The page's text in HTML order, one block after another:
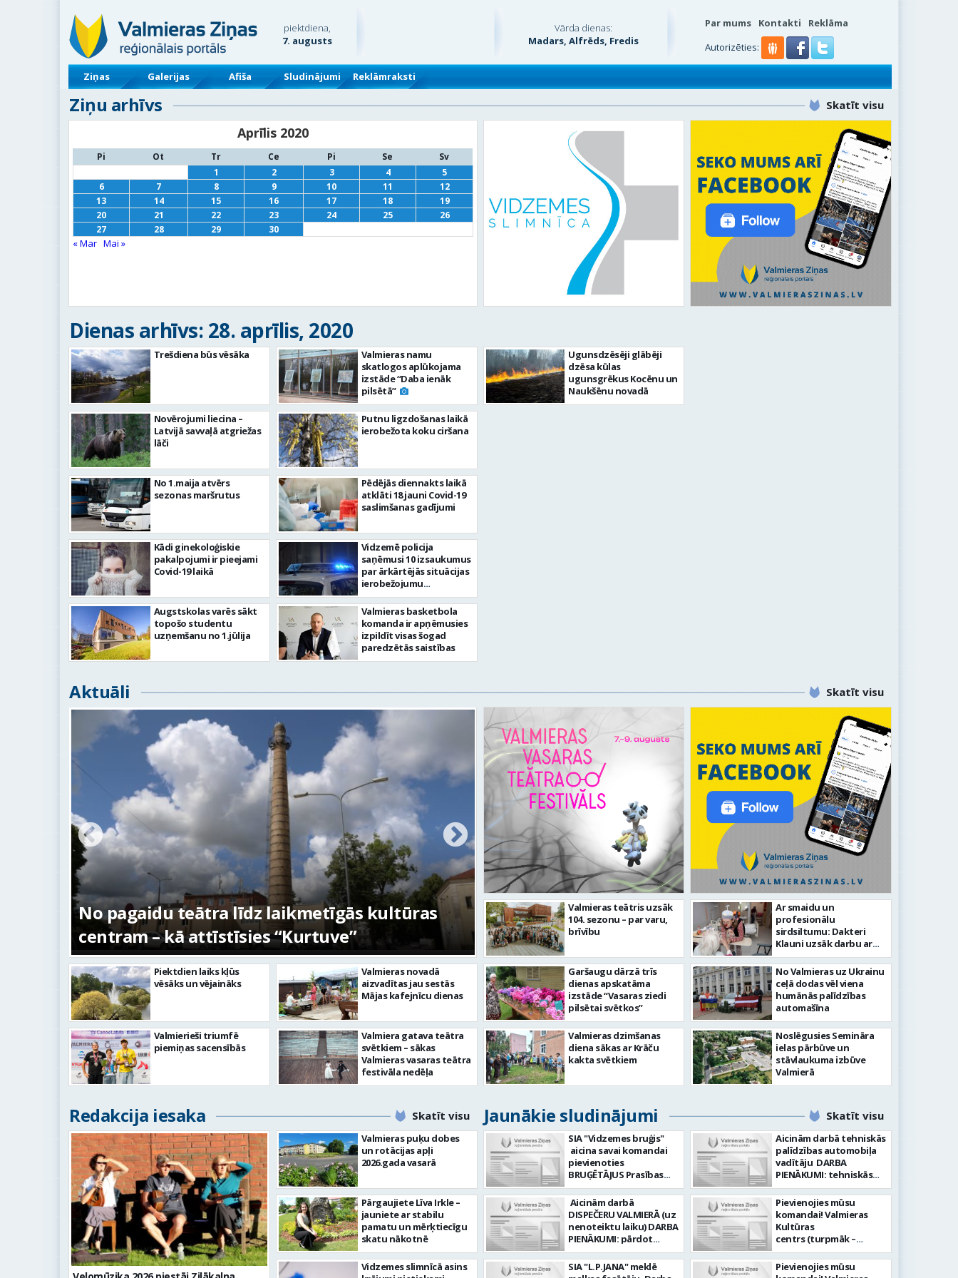
piektdiena,
7. augusts
Vārda dienas:
Madars, Alfrēds, Fredis
Par mums Kontakti
Reklāma
Autorizēties:
Ziņas Galerijas Afiša Sludinājumi Reklāmraksti
Ziņu arhīvs Skatīt visu
Aprīlis 2020
Pi Ot Tr Ce Pi Se
Sv
1
2 3 4
5
6
7 8 9 10 11
12
13
14 15 16 17 18
19
20
21 22 23 24 25
26
27
28 29 30
« Mar Mai »
Dienas arhīvs: 28. aprīlis, 2020
Trešdiena būs vēsāka
Novērojumi liecina –
Latvijā savvaļā atgriežas
lāči
No 1.maija atvērs
sezonas maršrutus
Kādi ginekoloģiskie
pakalpojumi ir pieejami
Covid-19 laikā
Augstskolas varēs sākt
topošo studentu
uzņemšanu no 1.jūlija
Valmieras namu
skatlogos aplūkojama
izstāde “Daba ienāk
pilsētā”
Putnu ligzdošanas laikā
ierobežota koku ciršana
Pēdējās diennakts laikā
atklāti 18 jauni Covid-19
saslimšanas gadījumi
Vidzemē policija
saņēmusi 10 izsaukumus
par ārkārtējās situācijas
ierobežojumu
pārkāpumiem
Valmieras basketbola
komanda ir apņēmusies
izpildīt visas šogad
paredzētās saistības
Ugunsdzēsēji glābēji
dzēsa kūlas
ugunsgrēkus Kocēnu un
Naukšēnu novadā
Aktuāli Skatīt visu
No pagaidu teātra līdz laikmetīgās kultūras
centram – kā attīstīsies “Kurtuve”
FOTO: Ar daudzveidīgiem notikumiem
aizvadīta Valmieras 743. dzimšanas diena
Piektdien laiks kļūs
vēsāks un vējaināks
Valmierieši triumfē
piemiņas sacensībās
Valmieras novadā
aizvadītas jau sestās
Mājas kafejnīcu dienas
Valmiera gatava teātra
svētkiem – sākas
Valmieras vasaras teātra
festivāla nedēļa
Valmieras teātris uzsāk
104. sezonu – par varu,
brīvību
Garšaugu dārzā trīs
dienas apskatāma
izstāde “Vasaras ziedi
pilsētai svētkos”
Valmieras dzimšanas
diena sākas ar Krāču
kakta svētkiem
Ar smaidu un
profesionālu
sirdsiltumu: Dakteri
Klauni uzsāk darbu ar
senioriem Vidzemes
slimnīcā
No Valmieras uz Ukrainu
ceļā dodas vēl viena
humānās palīdzības
automašīna
Noslēgusies Semināra
ielas pārbūve un
stāvlaukuma izbūve
Valmierā
Redakcija iesaka Skatīt visu Jaunākie sludinājumi Skatīt visu
Valmieras puķu dobes
un rotācijas apļi
2026.gada vasarā
Pārgaujiete Līva Irkle –
jauniete ar stabilu
pamatu un mērķtiecīgu
skatu nākotnē
Vidzemes slimnīcā asins
SIA "Vidzemes bruģis"
aicina savai komandai
pievienoties
BRUĢĒTĀJUS Prasības
pretendentiem: Vēlme
strādāt - augsta
atbildības sajūta pret
darbu, precizitāte;
Pieredze bruģēšanā vai
ceļu būvniecībā. Darba
pienākumi: Bruģakmens
ieklāšana; Ceļu, ielas
Aicinām darbā
DISPEČERU VALMIERĀ (uz
nenoteiktu laiku) DARBA
PIENĀKUMI: pārdot
braukšanas
dokumentus organizēt
un koordinēt autobusu
SIA "L.P.JANA" meklē
Aicinām darbā tehniskās
palīdzības automobiļa
vadītāju DARBA
PIENĀKUMI: tehniskās
palīdzības sniegšana
transportlīdzekļu
evakuācija
transportlīdzekļu
remonts
transportlīdzekļu
sagatavošana tehniskai
apskatei PRASĪBAS
Pievienojies mūsu
komandai! Valmieras
Kultūras
centrs (turpmāk –
Iestāde) aicina darbā
skaņu un gaismas
operatoru uz
Pievienojies mūsu